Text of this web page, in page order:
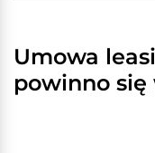
Umowa
powinno się